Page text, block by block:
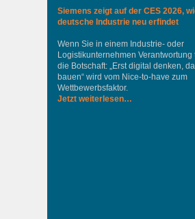
Siemens zeigt auf der CES 2026,
deutsche Industrie neu erfindet
Wenn Sie in einem Industrie‑ oder
Logistikunternehmen Verantwortung
die Botschaft: „Erst digital denken,
bauen“ wird vom Nice‑to‑have zum
Wettbewerbsfaktor.
Jetzt weiterlesen…